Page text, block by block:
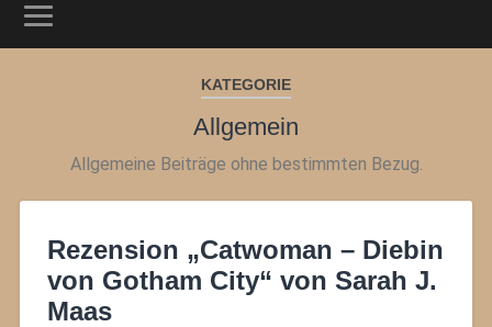
KATEGORIE
Allgemein
Allgemeine Beiträge ohne bestimmten Bezug.
Rezension „Catwoman – Diebin
von Gotham City“ von Sarah J.
Maas